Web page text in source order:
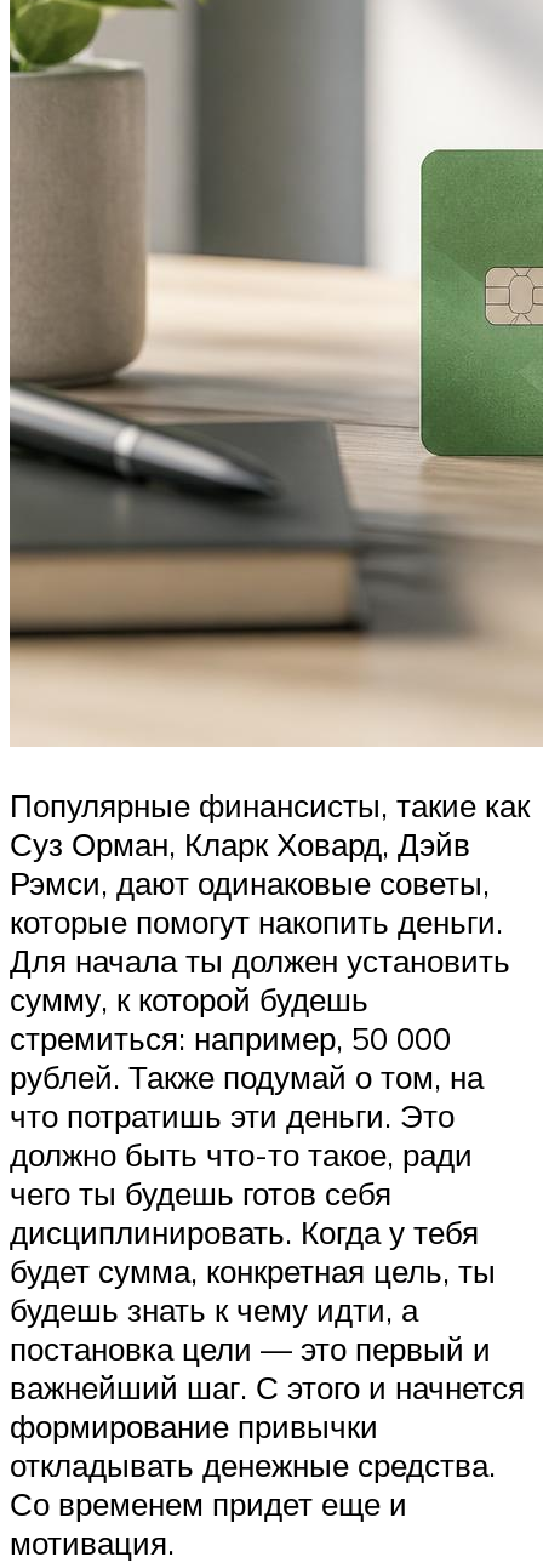
Популярные финансисты, такие как
Суз Орман, Кларк Ховард, Дэйв
Рэмси, дают одинаковые советы,
которые помогут накопить деньги.
Для начала ты должен установить
сумму, к которой будешь
стремиться: например, 50 000
рублей. Также подумай о том, на
что потратишь эти деньги. Это
должно быть что-то такое, ради
чего ты будешь готов себя
дисциплинировать. Когда у тебя
будет сумма, конкретная цель, ты
будешь знать к чему идти, а
постановка цели — это первый и
важнейший шаг. С этого и начнется
формирование привычки
откладывать денежные средства.
Со временем придет еще и
мотивация.